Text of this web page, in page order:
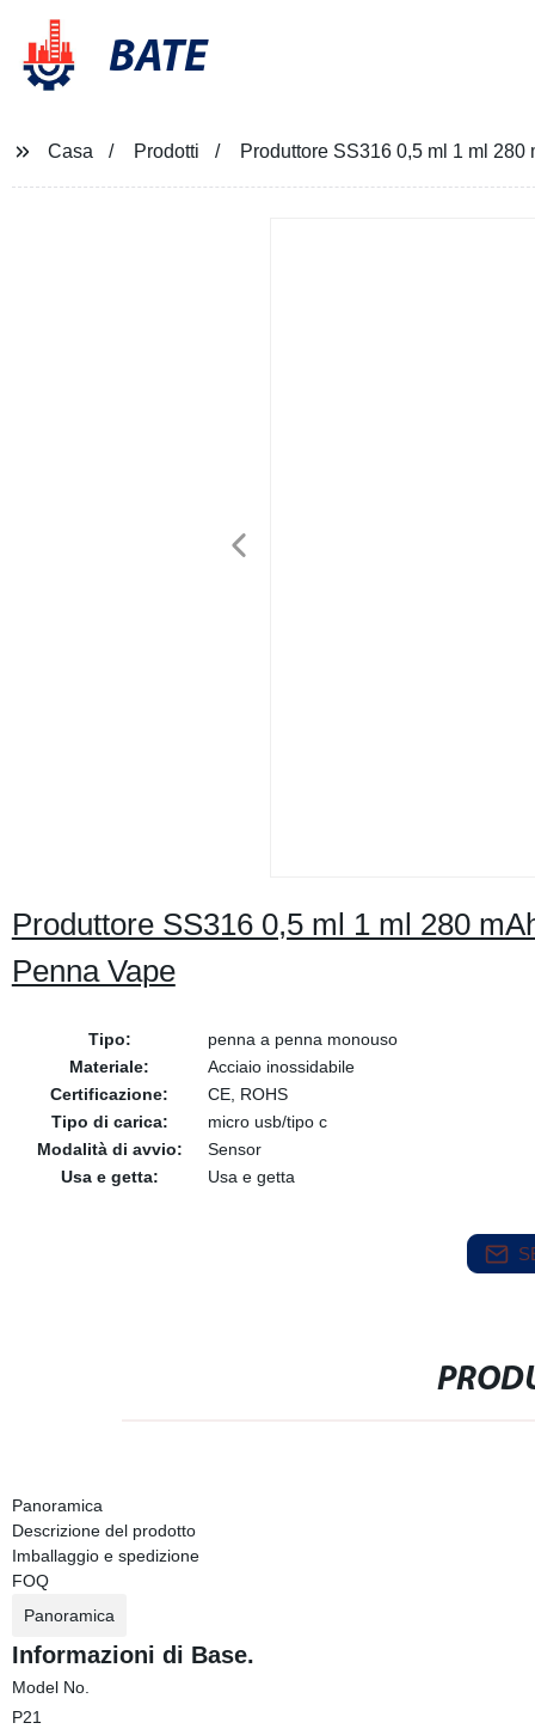
BATE
Casa Prodotti Produttore SS316 0,5 ml 1 ml
Produttore SS316 0,5 ml 1 ml 280
Penna Vape
Tipo:
penna a penna monouso
Materiale:
Acciaio inossidabile
Certificazione:
CE, ROHS
Tipo di carica:
micro usb/tipo c
Modalità di avvio:
Sensor
Usa e getta:
Usa e getta
Panoramica
Descrizione del prodotto
Imballaggio e spedizione
FOQ
Panoramica
Informazioni di Base.
Model No.
P21